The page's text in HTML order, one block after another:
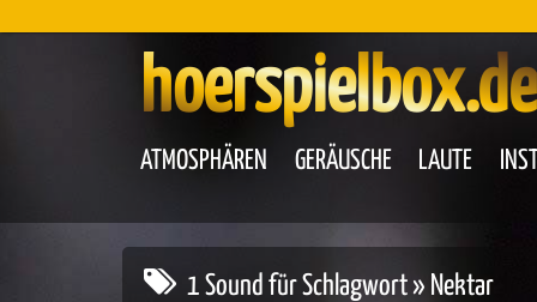
hoerspielbox.de
ATMOSPHÄREN GERÄUSCHE LAUTE
1 Sound für Schlagwort » Nektar